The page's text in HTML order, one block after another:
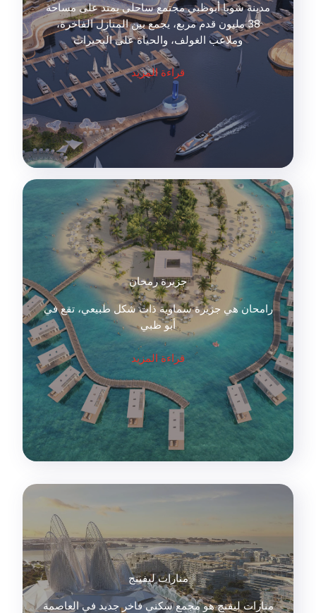
مدينة شوبا أبوظبي مجتمع ساحلي يمتد على مساحة
38 مليون قدم مربع، يجمع بين المنازل الفاخرة،
وملاعب الغولف، والحياة على البحيرات
قراءة المزيد
جزيرة رمحان
رامحان هي جزيرة سماوية ذات شكل طبيعي، تقع في
أبو ظبي
قراءة المزيد
منارات ليفينج
منارات ليفنج هو مجمع سكني فاخر جديد في العاصمة